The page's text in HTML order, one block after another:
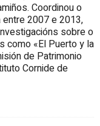
Coordinou o
entre 2007 e 2013,
sobre o
como «El Puerto y la
de Patrimonio
Cornide de